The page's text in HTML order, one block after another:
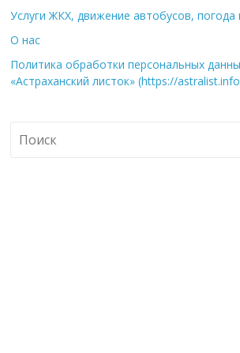
Услуги ЖКХ, движение автобусов, погода
О нас
Политика обработки персональных
«Астраханский листок» (https://